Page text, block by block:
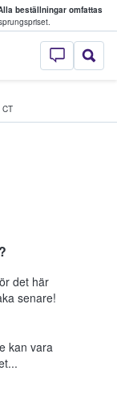
beställningar omfattas
– där
CT
det här
senare!
kan vara